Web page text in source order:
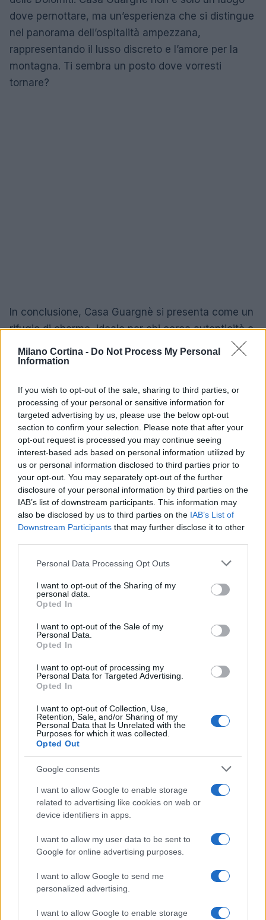
Milano Cortina - Do Not Process My Personal
Information
If you wish to opt-out of the sale, sharing to third parties, or
processing of your personal or sensitive information for
targeted advertising by us, please use the below opt-out
section to confirm your selection. Please note that after your
opt-out request is processed you may continue seeing
interest-based ads based on personal information utilized by
us or personal information disclosed to third parties prior to
your opt-out. You may separately opt-out of the further
disclosure of your personal information by third parties on the
IAB’s list of downstream participants. This information may
also be disclosed by us to third parties on the IAB’s List of
Downstream Participants that may further disclose it to other
Please note that this website/app uses one or more Google
not limited to your visit or usage behaviour. You may click to
grant or deny consent to Google and its third-party tags to
use your data for below specified purposes in below Google
consent section.
Personal Data Processing Opt Outs
I want to opt-out of the Sharing of my
personal data.
Opted In
I want to opt-out of the Sale of my
Personal Data.
Opted In
I want to opt-out of processing my
Personal Data for Targeted Advertising.
Opted In
I want to opt-out of Collection, Use,
Retention, Sale, and/or Sharing of my
Personal Data that Is Unrelated with the
Purposes for which it was collected.
Opted Out
Google consents
I want to allow Google to enable storage
related to advertising like cookies on web or
device identifiers in apps.
I want to allow my user data to be sent to
Google for online advertising purposes.
I want to allow Google to send me
personalized advertising.
I want to allow Google to enable storage
dove pernottare, ma un’esperienza che si distingue
nel panorama dell’ospitalità ampezzana,
rappresentando il lusso discreto e l’amore per la
montagna. Ti sembra un posto dove vorresti
tornare?
In conclusione, Casa Guargnè si presenta come un
rifugio di charme, ideale per chi cerca autenticità e
un contatto genuino con la bellezza alpina. Qui,
ogni soggiorno si trasforma in un’esperienza
Non è questo il tipo di luogo che tutti desideriamo
per una fuga dalla routine?
AUTORE
AiAdhubMedia
NEWS